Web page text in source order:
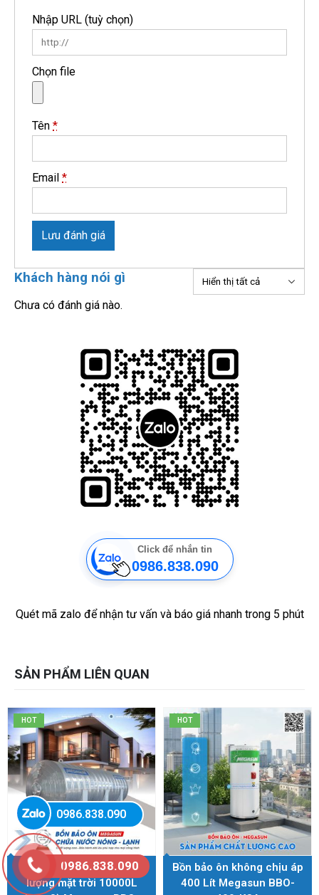
Nhập URL (tuỳ chọn)
Chọn file
Tên *
Email *
Lưu đánh giá
Khách hàng nói gì
Chưa có đánh giá nào.
Click để nhắn tin
0986.838.090
Quét mã zalo để nhận tư vấn và báo giá nhanh trong 5 phút
SẢN PHẨM LIÊN QUAN
HOT
Bồn nước nóng năng
lượng mặt trời 10000L
HOT
Bồn bảo ôn không chịu áp
400 Lít Megasun BBO-
0986.838.090
0986.838.090